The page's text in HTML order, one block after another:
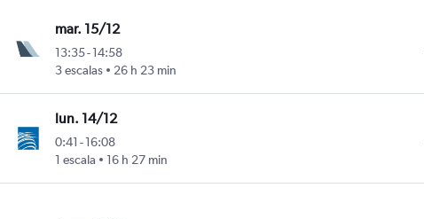
mar. 15/12
13:35-14:58
3 escalas
26 h 23 min
lun. 14/12
0:41 -16:08
1 escala
16 h 27 min